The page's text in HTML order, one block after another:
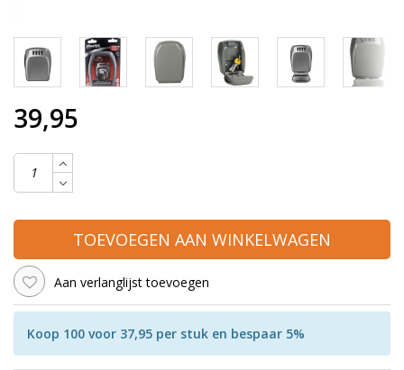
39,95
TOEVOEGEN AAN WINKELWAGEN
Aan verlanglijst toevoegen
Koop 100 voor 37,95 per stuk en bespaar 5%